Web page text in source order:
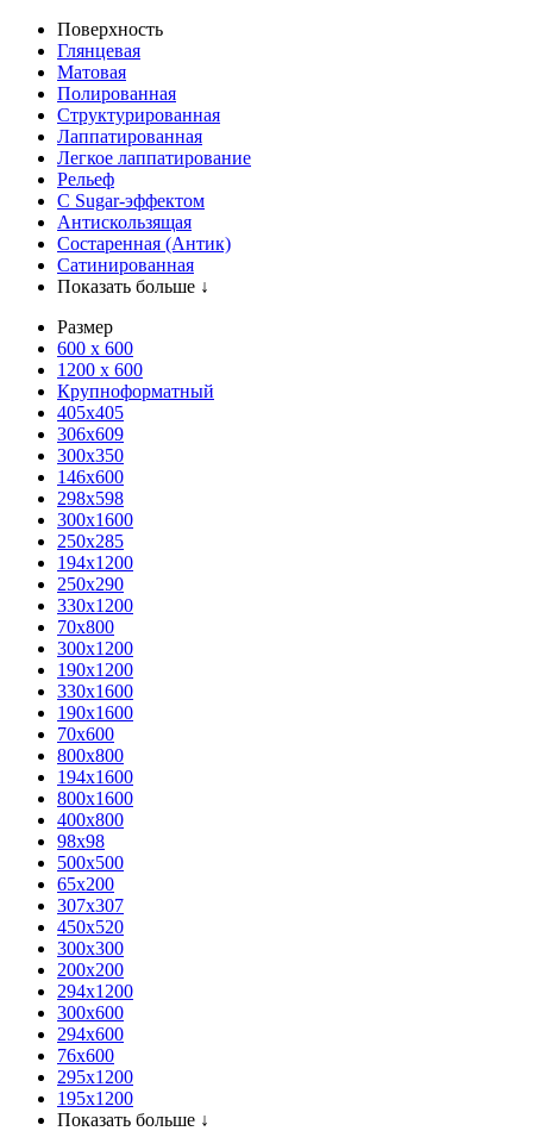
Поверхность
Глянцевая
Матовая
Полированная
Структурированная
Лаппатированная
Легкое лаппатирование
Рельеф
С Sugar-эффектом
Антискользящая
Состаренная (Антик)
Сатинированная
Показать больше ↓
Размер
600 х 600
1200 х 600
Крупноформатный
405x405
306x609
300x350
146x600
298x598
300x1600
250x285
194x1200
250x290
330x1200
70x800
300x1200
190x1200
330x1600
190x1600
70x600
800x800
194x1600
800x1600
400х800
98x98
500x500
65x200
307x307
450x520
300x300
200x200
294x1200
300x600
294x600
76х600
295х1200
195х1200
Показать больше ↓